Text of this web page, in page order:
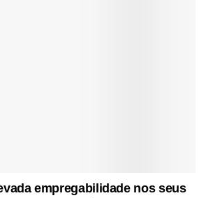
empregabilidade nos seus